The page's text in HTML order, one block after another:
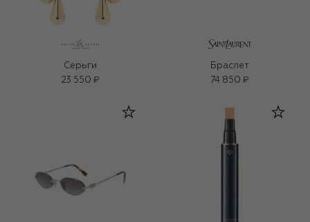
Серьги
23 550 ₽
Браслет
74 850 ₽